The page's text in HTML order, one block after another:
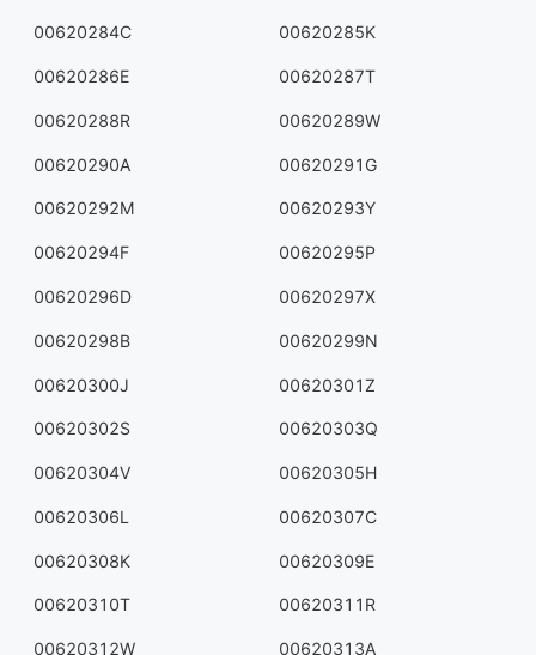
00620284C 00620285K
00620286E 00620287T
00620288R 00620289W
00620290A 00620291G
00620292M 00620293Y
00620294F 00620295P
00620296D 00620297X
00620298B 00620299N
00620300J 00620301Z
00620302S 00620303Q
00620304V 00620305H
00620306L 00620307C
00620308K 00620309E
00620310T 00620311R
00620312W 00620313A